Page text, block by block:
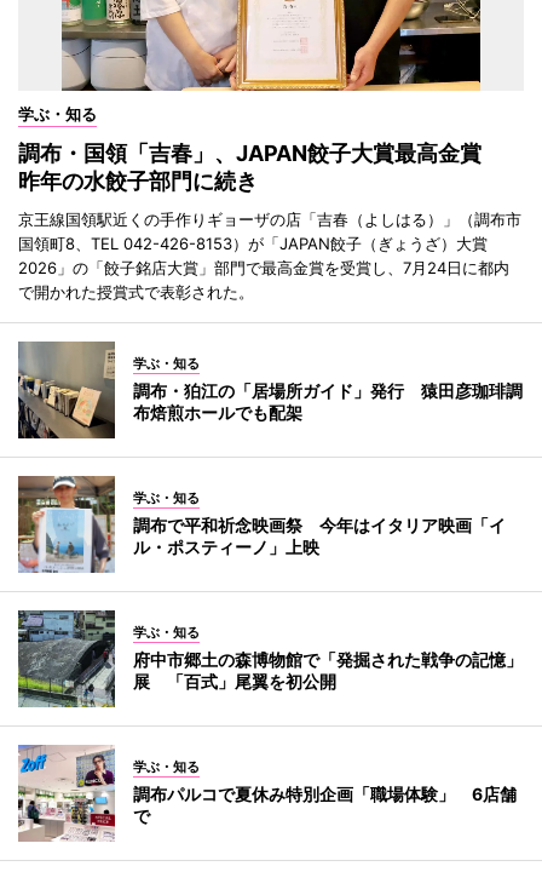
学ぶ・知る
調布・国領「吉春」、JAPAN餃子大賞最高金賞
昨年の水餃子部門に続き
京王線国領駅近くの手作りギョーザの店「吉春（よしはる）」（調布市
国領町8、TEL 042-426-8153）が「JAPAN餃子（ぎょうざ）大賞
2026」の「餃子銘店大賞」部門で最高金賞を受賞し、7月24日に都内
で開かれた授賞式で表彰された。
学ぶ・知る
調布・狛江の「居場所ガイド」発行 猿田彦珈琲調
布焙煎ホールでも配架
学ぶ・知る
調布で平和祈念映画祭 今年はイタリア映画「イ
ル・ポスティーノ」上映
学ぶ・知る
府中市郷土の森博物館で「発掘された戦争の記憶」
展 「百式」尾翼を初公開
学ぶ・知る
調布パルコで夏休み特別企画「職場体験」 6店舗
で